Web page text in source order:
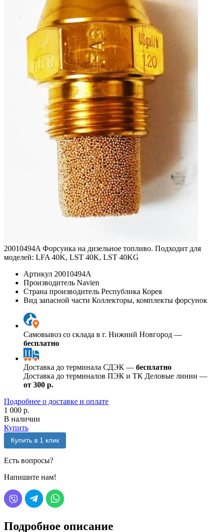
20010494A Форсунка на дизельное топливо. Подходит для
моделей: LFA 40K, LST 40K, LST 40KG
Артикул 20010494A
Производитель Navien
Страна производитель Республика Корея
Вид запасной части Коллекторы, комплекты форсунок
Самовывоз со склада в г. Нижний Новгород —
бесплатно
Доставка до терминала СДЭК — бесплатно
Доставка до терминалов ПЭК и ТК Деловые линии —
от 300 р.
Подробнее о доставке и оплате
1 000 р.
В наличии
Купить
Купить в 1 клик
Есть вопросы?
Напишите нам!
Подробное описание